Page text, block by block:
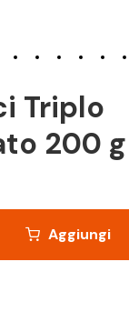
Triplo
200
Aggiungi